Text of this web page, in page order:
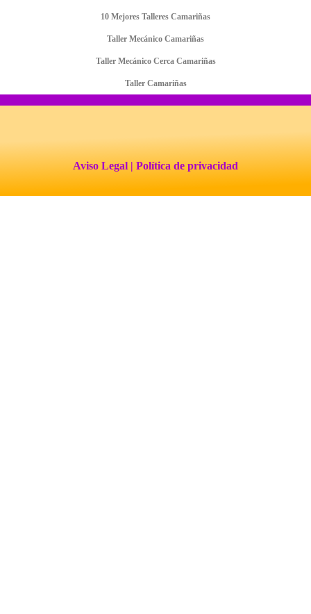
10 Mejores Talleres Camariñas
Taller Mecánico Camariñas
Taller Mecánico Cerca Camariñas
Taller Camariñas
Aviso Legal | Política de privacidad